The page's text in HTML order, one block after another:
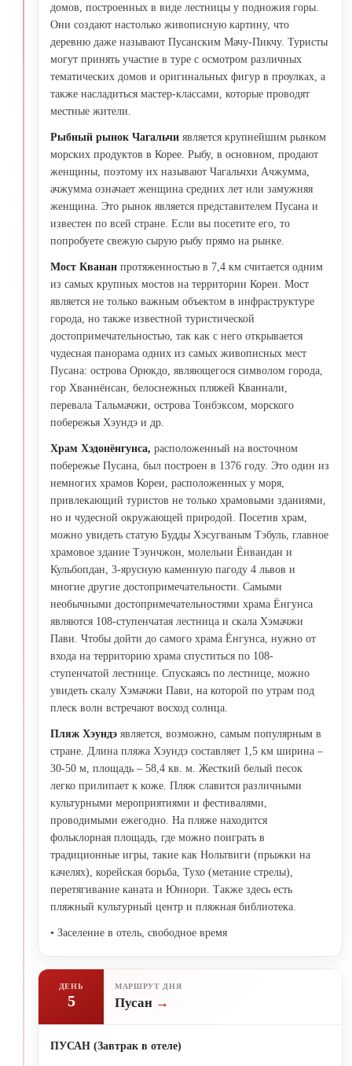
домов, построенных в виде лестницы у подножия горы.
Они создают настолько живописную картину, что
деревню даже называют Пусанским Мачу-Пикчу. Туристы
могут принять участие в туре с осмотром различных
тематических домов и оригинальных фигур в проулках, а
также насладиться мастер-классами, которые проводят
местные жители.
Рыбный рынок Чагальчи является крупнейшим рынком
морских продуктов в Корее. Рыбу, в основном, продают
женщины, поэтому их называют Чагальчхи Ачжумма,
ачжумма означает женщина средних лет или замужняя
женщина. Это рынок является представителем Пусана и
известен по всей стране. Если вы посетите его, то
попробуете свежую сырую рыбу прямо на рынке.
Мост Кванан протяженностью в 7,4 км считается одним
из самых крупных мостов на территории Кореи. Мост
является не только важным объектом в инфраструктуре
города, но также известной туристической
достопримечательностью, так как с него открывается
чудесная панорама одних из самых живописных мест
Пусана: острова Орюкдо, являющегося символом города,
гор Хваннёнсан, белоснежных пляжей Кваннали,
перевала Тальмачжи, острова Тонбэксом, морского
побережья Хэундэ и др.
Храм Хэдонёнгунса, расположенный на восточном
побережье Пусана, был построен в 1376 году. Это один из
немногих храмов Кореи, расположенных у моря,
привлекающий туристов не только храмовыми зданиями,
но и чудесной окружающей природой. Посетив храм,
можно увидеть статую Будды Хэсугваным Тэбуль, главное
храмовое здание Тэунчжон, молельни Ёнвандан и
Кульбопдан, 3-ярусную каменную пагоду 4 львов и
многие другие достопримечательности. Самыми
необычными достопримечательностями храма Ёнгунса
являются 108-ступенчатая лестница и скала Хэмачжи
Пави. Чтобы дойти до самого храма Ёнгунса, нужно от
входа на территорию храма спуститься по 108-
ступенчатой лестнице. Спускаясь по лестнице, можно
увидеть скалу Хэмачжи Пави, на которой по утрам под
плеск волн встречают восход солнца.
Пляж Хэундэ является, возможно, самым популярным в
стране. Длина пляжа Хэундэ составляет 1,5 км ширина –
30-50 м, площадь – 58,4 кв. м. Жесткий белый песок
легко прилипает к коже. Пляж славится различными
культурными мероприятиями и фестивалями,
проводимыми ежегодно. На пляже находится
фольклорная площадь, где можно поиграть в
традиционные игры, такие как Нольтвиги (прыжки на
качелях), корейская борьба, Тухо (метание стрелы),
перетягивание каната и Юннори. Также здесь есть
пляжный культурный центр и пляжная библиотека.
• Заселение в отель, свободное время
ДЕНЬ
5
МАРШРУТ ДНЯ
Пусан
ПУСАН (Завтрак в отеле)